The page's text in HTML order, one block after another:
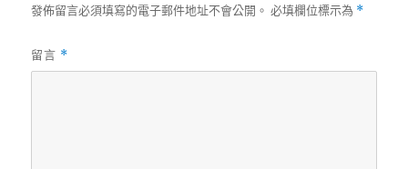
發佈留言必須填寫的電子郵件地址不會公開。 必填欄位標示為 *
留言 *